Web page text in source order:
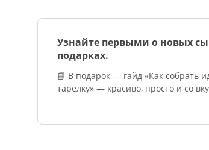
Узнайте первыми о новых
подарках.
📘 В подарок — гайд «Как собрать
тарелку» — красиво, просто и со